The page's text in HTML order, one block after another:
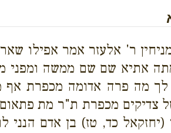
ר' אלעזר אמר אפילו
אתיא שם שם ממשה ומפני
מה פרה אדומה מכפרת אף
צדיקים מכפרת ת"ר מת
כד, טז) בן אדם